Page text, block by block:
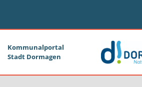
Kommunalportal
Stadt Dormagen